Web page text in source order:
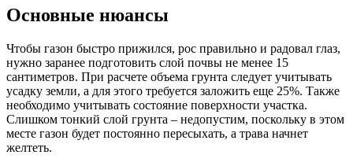
Основные нюансы
Чтобы газон быстро прижился, рос правильно и радовал глаз,
нужно заранее подготовить слой почвы не менее 15
сантиметров. При расчете объема грунта следует учитывать
усадку земли, а для этого требуется заложить еще 25%. Также
необходимо учитывать состояние поверхности участка.
Слишком тонкий слой грунта – недопустим, поскольку в этом
месте газон будет постоянно пересыхать, а трава начнет
желтеть.